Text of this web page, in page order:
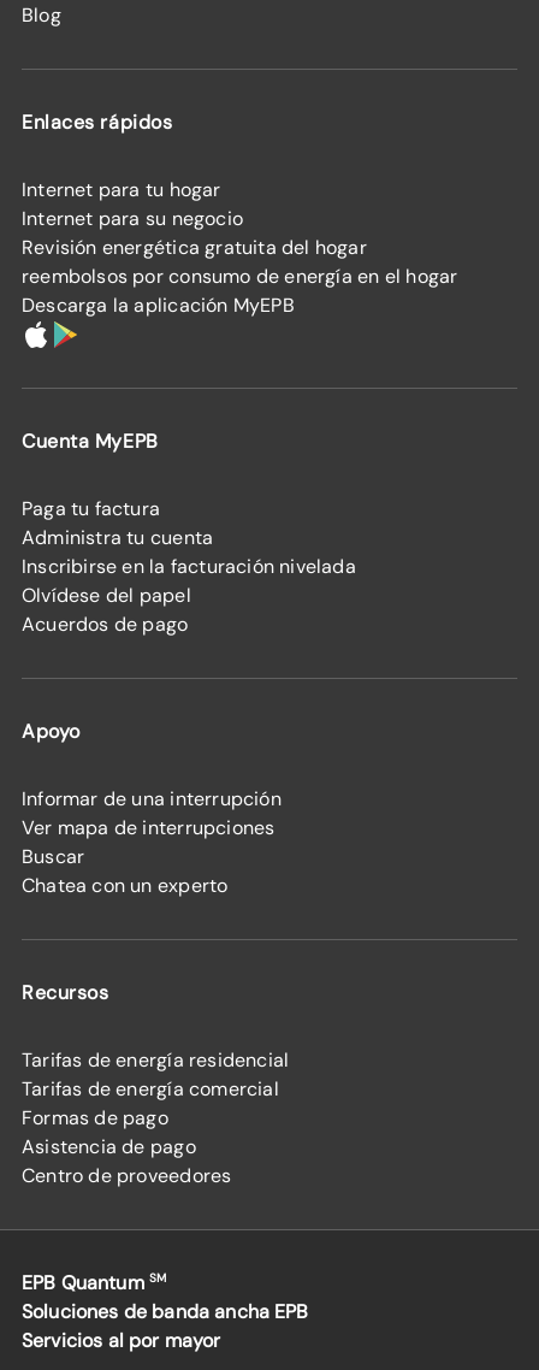
Blog
Enlaces rápidos
Internet para tu hogar
Internet para su negocio
Revisión energética gratuita del hogar
reembolsos por consumo de energía en el hogar
Descarga la aplicación MyEPB
Cuenta MyEPB
Paga tu factura
Administra tu cuenta
Inscribirse en la facturación nivelada
Olvídese del papel
Acuerdos de pago
Apoyo
Informar de una interrupción
Ver mapa de interrupciones
Buscar
Chatea con un experto
Recursos
Tarifas de energía residencial
Tarifas de energía comercial
Formas de pago
Asistencia de pago
Centro de proveedores
EPB Quantum SM
Soluciones de banda ancha EPB
Servicios al por mayor